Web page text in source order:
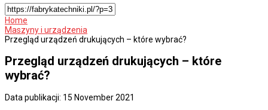
Home
Maszyny i urządzenia
Przegląd urządzeń drukujących – które wybrać?
Przegląd urządzeń drukujących – które
wybrać?
Data publikacji: 15 November 2021